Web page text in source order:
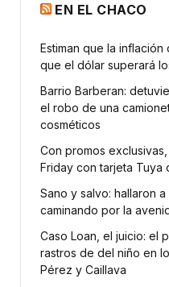
EN EL CHACO
Estiman que la
que el dólar superará
Barrio Barberan:
el robo de una
cosméticos
Con promos
Friday con tarjeta Tuya
Sano y salvo: hallaron
caminando por la
Caso Loan, el juicio: el
rastros de del niño en
Pérez y Caillava